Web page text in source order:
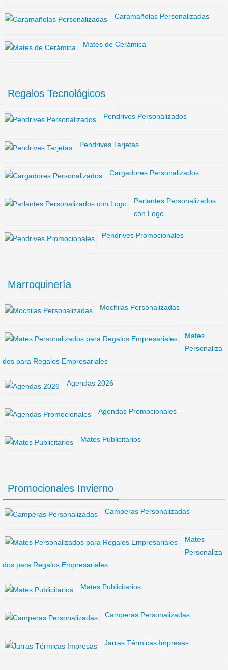
Caramañolas Personalizadas
Mates de Cerámica
Regalos Tecnológicos
Pendrives Personalizados
Pendrives Tarjetas
Cargadores Personalizados
Parlantes Personalizados
con Logo
Pendrives Promocionales
Marroquinería
Mochilas Personalizadas
Mates
Personaliza
dos para Regalos Empresariales
Agendas 2026
Agendas Promocionales
Mates Publicitarios
Promocionales Invierno
Camperas Personalizadas
Mates
Personaliza
dos para Regalos Empresariales
Mates Publicitarios
Camperas Personalizadas
Jarras Térmicas Impresas